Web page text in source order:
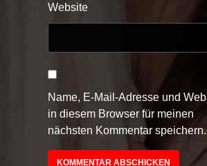
Website
Name, E-Mail-Adresse und
in diesem Browser für meinen
nächsten Kommentar speichern.